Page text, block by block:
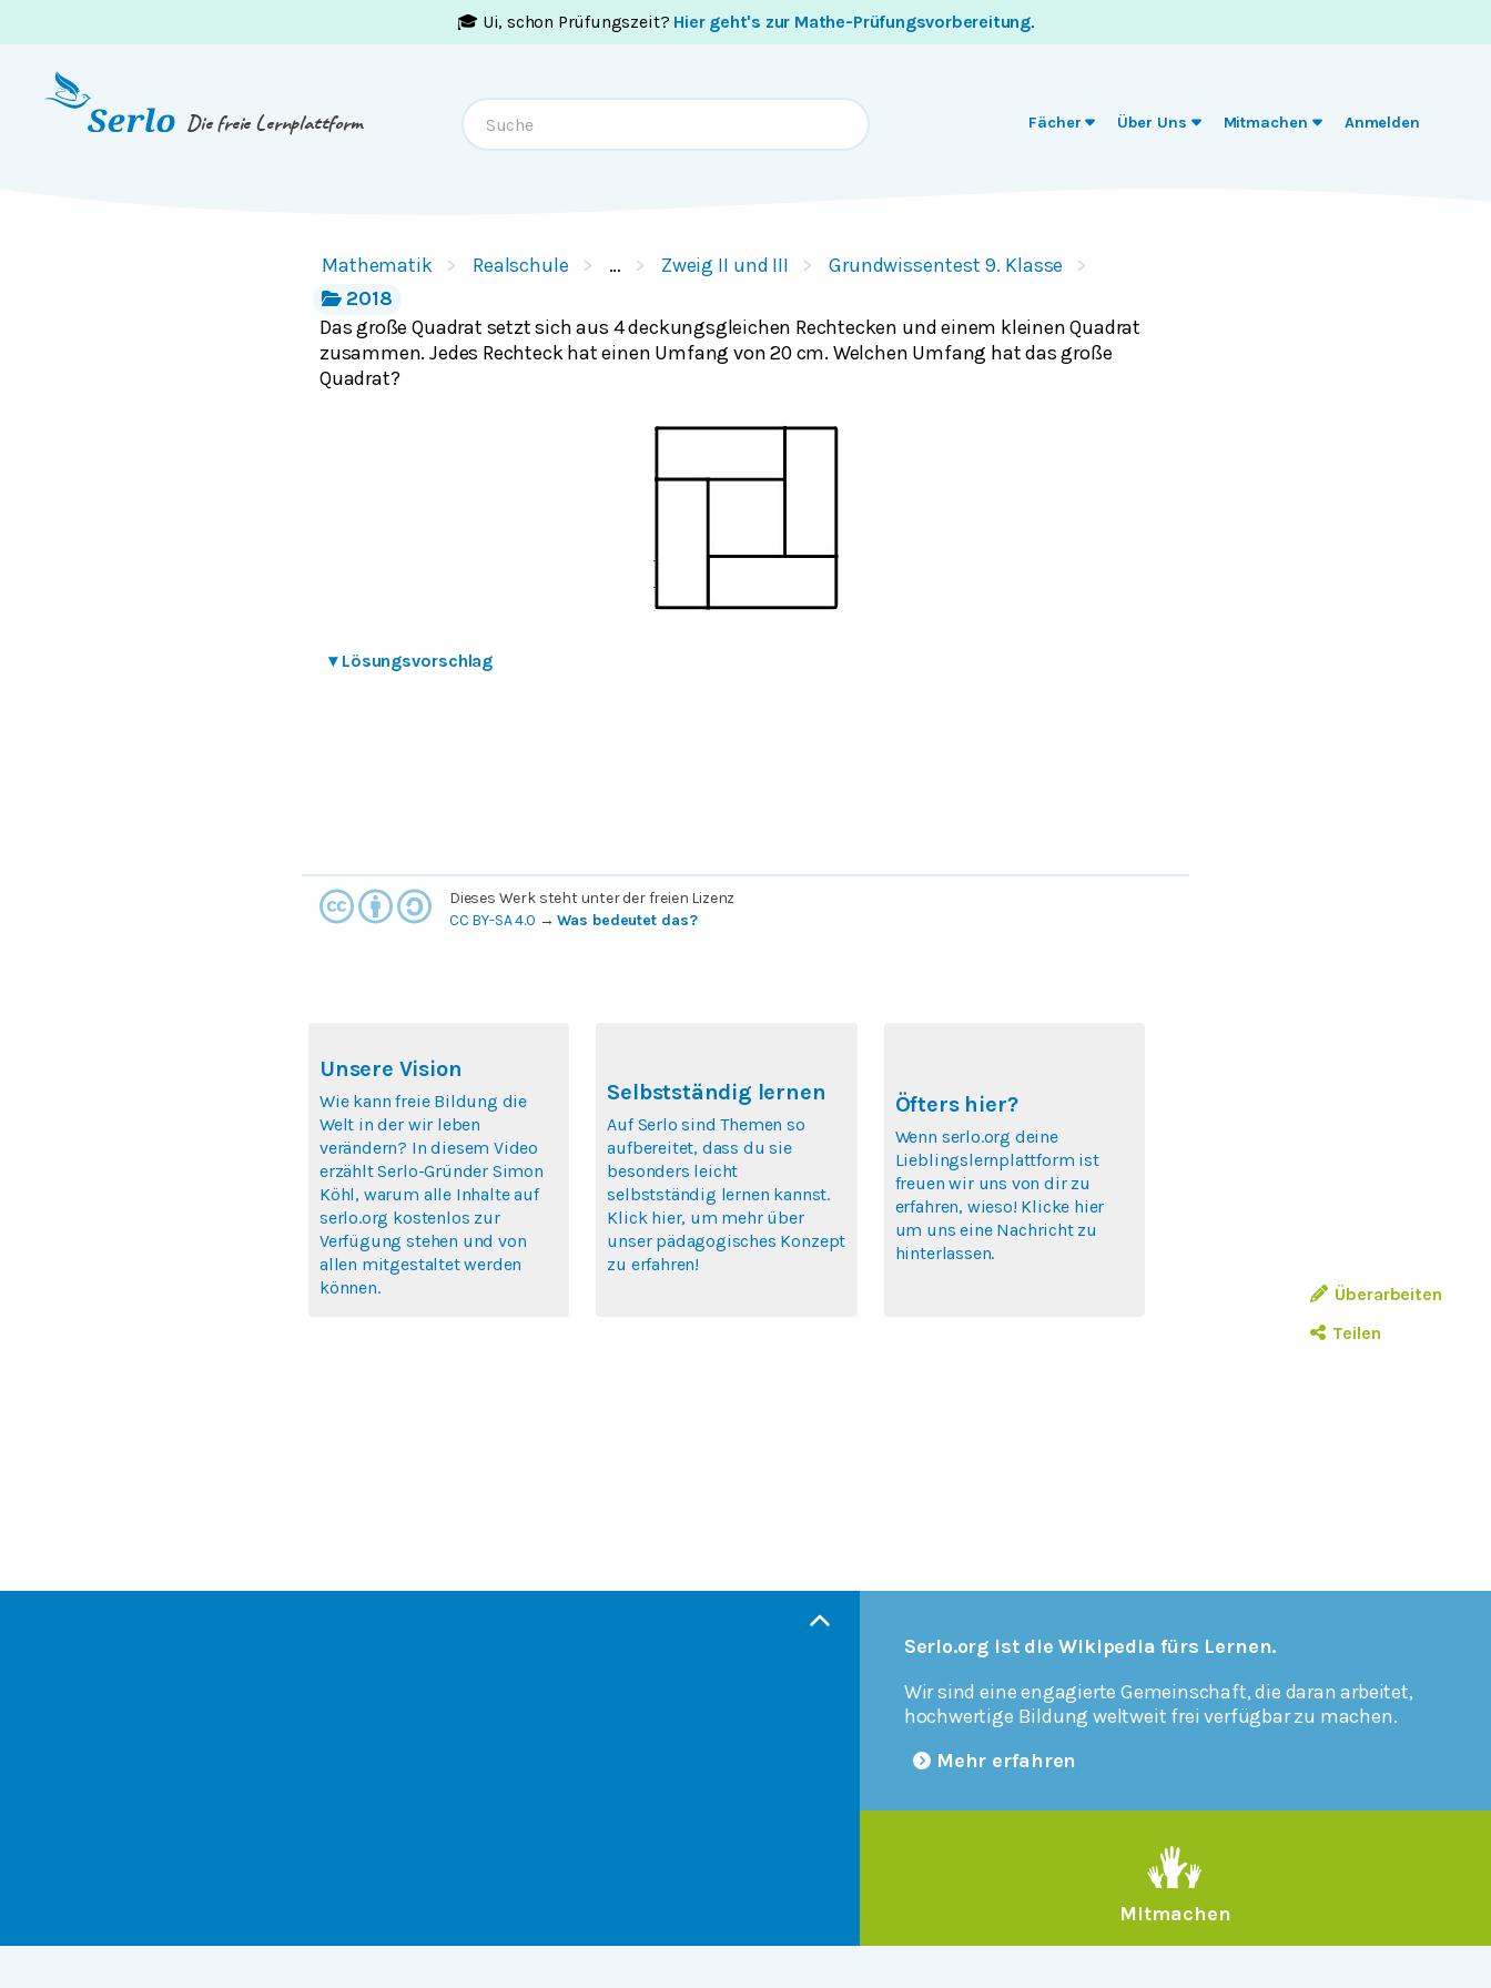
🎓 Ui, schon Prüfungszeit? Hier geht's zur Mathe-Prüfungsvorbereitung.
Die freie Lernplattform Fächer Über Uns Mitmachen Anmelden
Mathematik Realschule … Zweig II und III
Grundwissentest 9. Klasse
2018
Das große Quadrat setzt sich aus 4 deckungsgleichen Rechtecken und einem kleinen Quadrat
zusammen. Jedes Rechteck hat einen Umfang von 20 cm. Welchen Umfang hat das große
Quadrat?
▾ Lösungsvorschlag
Überarbeiten
Teilen
Dieses Werk steht unter der freien Lizenz
CC BY-SA 4.0 →Was bedeutet das?
Unsere Vision
Wie kann freie Bildung die
Welt in der wir leben
verändern? In diesem Video
erzählt Serlo-Gründer Simon
Köhl, warum alle Inhalte auf
serlo.org kostenlos zur
Verfügung stehen und von
allen mitgestaltet werden
können.
Selbstständig lernen
Auf Serlo sind Themen so
aufbereitet, dass du sie
besonders leicht
selbstständig lernen kannst.
Klick hier, um mehr über
unser pädagogisches Konzept
zu erfahren!
Öfters hier?
Wenn serlo.org deine
Lieblingslernplattform ist
freuen wir uns von dir zu
erfahren, wieso! Klicke hier
um uns eine Nachricht zu
hinterlassen.
Serlo.org ist die Wikipedia fürs Lernen.
Wir sind eine engagierte Gemeinschaft, die daran arbeitet,
hochwertige Bildung weltweit frei verfügbar zu machen.
Mehr erfahren
Mitmachen